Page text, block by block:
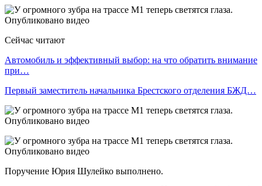
Сейчас читают
Автомобиль и эффективный выбор: на что обратить внимание
при…
Первый заместитель начальника Брестского отделения БЖД…
Поручение Юрия Шулейко выполнено.